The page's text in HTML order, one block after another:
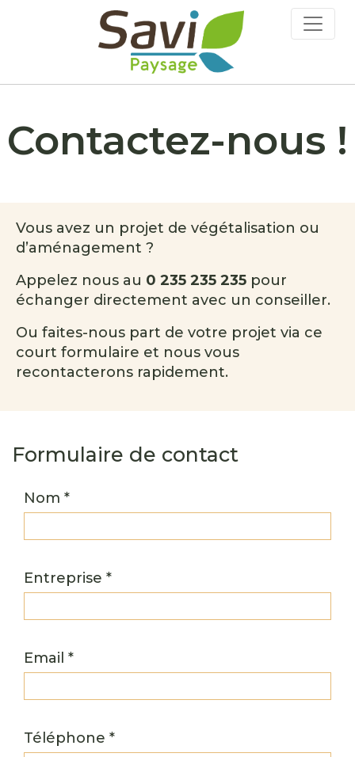
Contactez-nous !
Vous avez un projet de végétalisation ou
d’aménagement ?
Appelez nous au 0 235 235 235 pour
échanger directement avec un conseiller.
Ou faites-nous part de votre projet via ce
court formulaire et nous vous
recontacterons rapidement.
Formulaire de contact
Nom *
Entreprise *
Email *
Téléphone *